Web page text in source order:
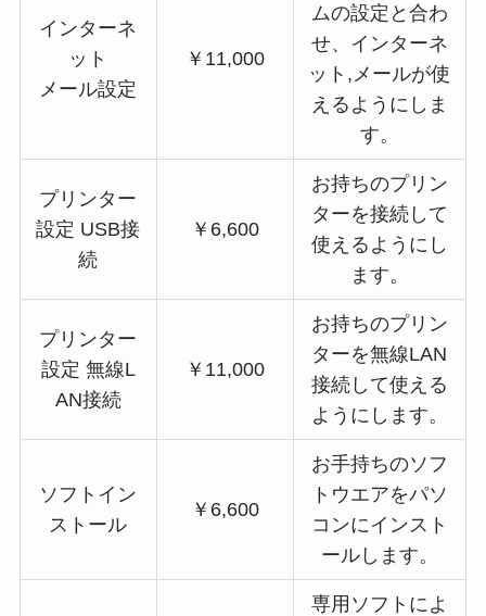
インターネ
ット
メール設定
￥11,000
ムの設定と合わ
せ、インターネ
ット,メールが使
えるようにしま
す。
プリンター
設定 USB接
続
￥6,600
お持ちのプリン
ターを接続して
使えるようにし
ます。
プリンター
設定 無線L
AN接続
￥11,000
お持ちのプリン
ターを無線LAN
接続して使える
ようにします。
ソフトイン
ストール
￥6,600
お手持ちのソフ
トウエアをパソ
コンにインスト
ールします。
専用ソフトによ